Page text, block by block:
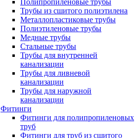
Полипропиленовые трубы
Трубы из сшитого полиэтилена
Металлопластиковые трубы
Полиэтиленовые трубы
Медные трубы
Стальные трубы
Трубы для внутренней
канализации
Трубы для ливневой
канализации
Трубы для наружной
канализации
Фитинги
Фитинги для полипропиленовых
труб
Фитинги для труб из сшитого